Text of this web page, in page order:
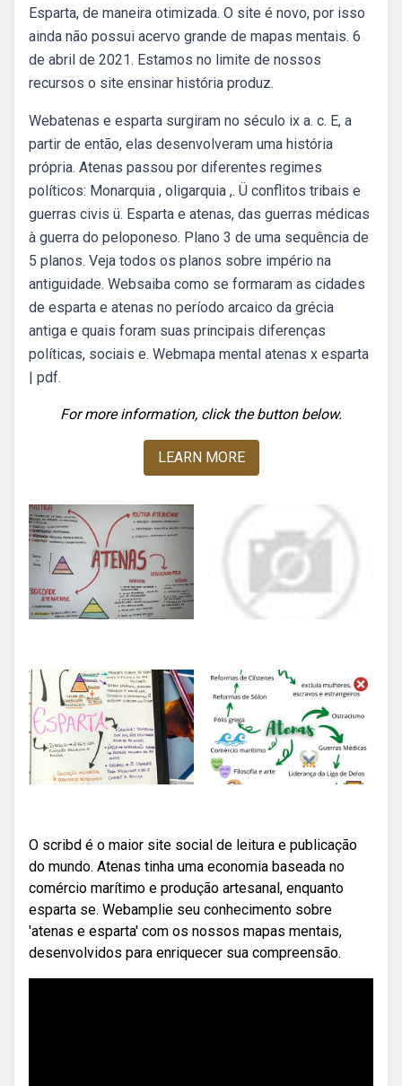
Esparta, de maneira otimizada. O site é novo, por isso
ainda não possui acervo grande de mapas mentais. 6
de abril de 2021. Estamos no limite de nossos
recursos o site ensinar história produz.
Webatenas e esparta surgiram no século ix a. c. E, a
partir de então, elas desenvolveram uma história
própria. Atenas passou por diferentes regimes
políticos: Monarquia , oligarquia ,. Ü conflitos tribais e
guerras civis ü. Esparta e atenas, das guerras médicas
à guerra do peloponeso. Plano 3 de uma sequência de
5 planos. Veja todos os planos sobre império na
antiguidade. Websaiba como se formaram as cidades
de esparta e atenas no período arcaico da grécia
antiga e quais foram suas principais diferenças
políticas, sociais e. Webmapa mental atenas x esparta
| pdf.
For more information, click the button below.
LEARN MORE
O scribd é o maior site social de leitura e publicação
do mundo. Atenas tinha uma economia baseada no
comércio marítimo e produção artesanal, enquanto
esparta se. Webamplie seu conhecimento sobre
'atenas e esparta' com os nossos mapas mentais,
desenvolvidos para enriquecer sua compreensão.